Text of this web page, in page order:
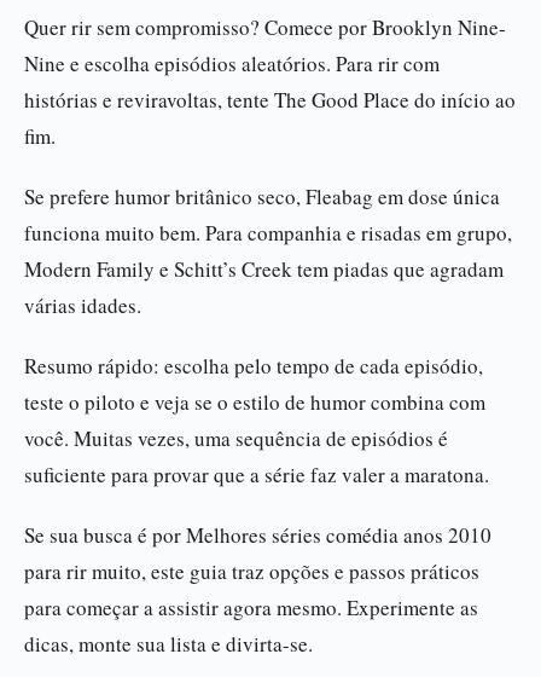
Quer rir sem compromisso? Comece por Brooklyn Nine-
Nine e escolha episódios aleatórios. Para rir com
histórias e reviravoltas, tente The Good Place do início ao
fim.
Se prefere humor britânico seco, Fleabag em dose única
funciona muito bem. Para companhia e risadas em grupo,
Modern Family e Schitt’s Creek tem piadas que agradam
várias idades.
Resumo rápido: escolha pelo tempo de cada episódio,
teste o piloto e veja se o estilo de humor combina com
você. Muitas vezes, uma sequência de episódios é
suficiente para provar que a série faz valer a maratona.
Se sua busca é por Melhores séries comédia anos 2010
para rir muito, este guia traz opções e passos práticos
para começar a assistir agora mesmo. Experimente as
dicas, monte sua lista e divirta-se.